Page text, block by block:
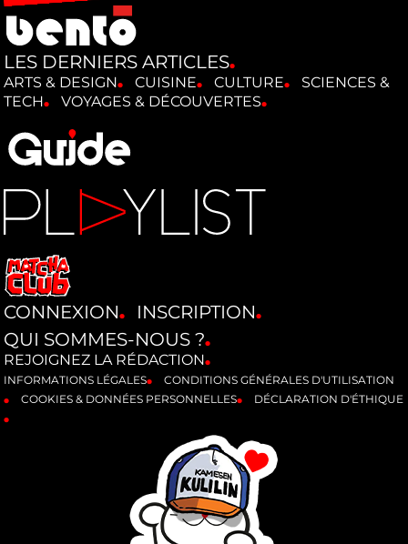
LES DERNIERS ARTICLES
ARTS & DESIGN CUISINE CULTURE
SCIENCES &
TECH
VOYAGES & DÉCOUVERTES
CONNEXION
INSCRIPTION
QUI SOMMES-NOUS ?
REJOIGNEZ LA RÉDACTION
INFORMATIONS LÉGALES
CONDITIONS GÉNÉRALES D'UTILISATION
COOKIES & DONNÉES PERSONNELLES
DÉCLARATION D'ÉTHIQUE